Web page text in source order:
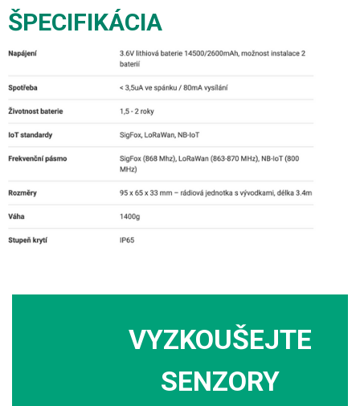
ŠPECIFIKÁCIA
VYZKOUŠEJTE
SENZORY